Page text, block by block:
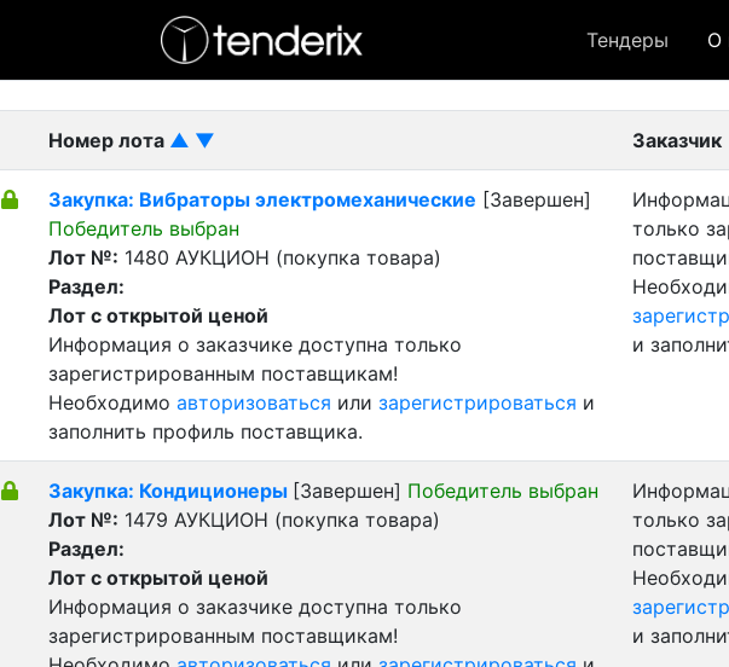
Тендеры О
- Завершенный лот
Номер лота ▲ ▼ Заказчик
Закупка: Вибраторы электромеханические [Завершен]
Победитель выбран
Лот №: 1480 АУКЦИОН (покупка товара)
Раздел:
Лот с открытой ценой
Информация о заказчике доступна только
зарегистрированным поставщикам!
Необходимо авторизоваться или зарегистрироваться и
заполнить профиль поставщика.
только
и
Закупка: Кондиционеры [Завершен] Победитель выбран
Лот №: 1479 АУКЦИОН (покупка товара)
Раздел:
Лот с открытой ценой
Информация о заказчике доступна только
зарегистрированным поставщикам!
только
и